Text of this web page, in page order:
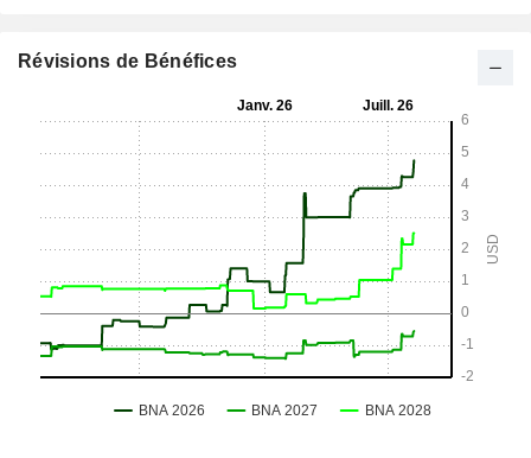
Révisions de Bénéfices